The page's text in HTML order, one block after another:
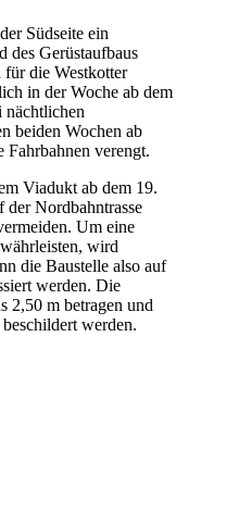
Südseite ein
des Gerüstaufbaus
für die Westkotter
in der Woche ab dem
nächtlichen
beiden Wochen ab
verengt.
Viadukt ab dem 19.
der Nordbahntrasse
Um eine
wird
die Baustelle also auf
werden. Die
2,50 m betragen und
werden.